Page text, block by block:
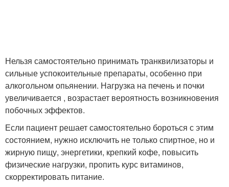
Нельзя самостоятельно принимать транквилизаторы и
сильные успокоительные препараты, особенно при
алкогольном опьянении. Нагрузка на печень и почки
увеличивается , возрастает вероятность возникновения
побочных эффектов.
Если пациент решает самостоятельно бороться с этим
состоянием, нужно исключить не только спиртное, но и
жирную пищу, энергетики, крепкий кофе, повысить
физические нагрузки, пропить курс витаминов,
скорректировать питание.